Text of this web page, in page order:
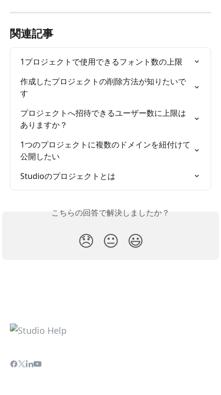
関連記事
1プロジェクトで使用できるフォント数の上限
作成したプロジェクトの削除方法が知りたいで
す
プロジェクトへ招待できるユーザー数に上限は
ありますか？
1つのプロジェクトに複数のドメインを紐付けて
公開したい
Studioのプロジェクトとは
こちらの回答で解決しましたか？
😞 😐 😃